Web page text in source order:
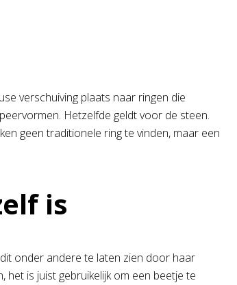
verschuiving plaats naar ringen die
Hetzelfde geldt voor de steen.
geen traditionele ring te vinden, maar een
is
onder andere te laten zien door haar
is juist gebruikelijk om een beetje te